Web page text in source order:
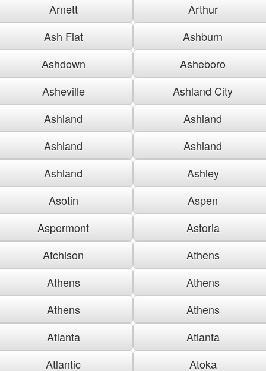
Arnett
Arthur
Ash Flat
Ashburn
Ashdown
Asheboro
Asheville
Ashland City
Ashland
Ashland
Ashland
Ashland
Ashland
Ashley
Asotin
Aspen
Aspermont
Astoria
Atchison
Athens
Athens
Athens
Athens
Athens
Atlanta
Atlanta
Atlantic
Atoka